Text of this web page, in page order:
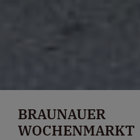
BRAUNAUER
WOCHENMARKT